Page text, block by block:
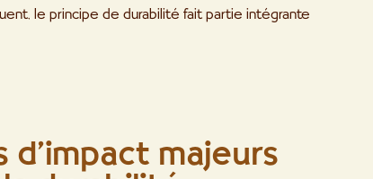
le principe de durabilité fait partie intégrante
d’impact majeurs